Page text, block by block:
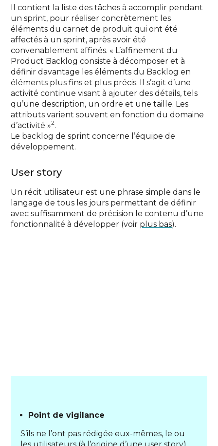
Il contient la liste des tâches à accomplir pendant
un sprint, pour réaliser concrètement les
éléments du carnet de produit qui ont été
affectés à un sprint, après avoir été
convenablement affinés. « L’affinement du
Product Backlog consiste à décomposer et à
définir davantage les éléments du Backlog en
éléments plus fins et plus précis. Il s’agit d’une
activité continue visant à ajouter des détails, tels
qu’une description, un ordre et une taille. Les
attributs varient souvent en fonction du domaine
d’activité »2.
Le backlog de sprint concerne l’équipe de
développement.
User story
Un récit utilisateur est une phrase simple dans le
langage de tous les jours permettant de définir
avec suffisamment de précision le contenu d’une
fonctionnalité à développer (voir plus bas).
Point de vigilance
S’ils ne l’ont pas rédigée eux-mêmes, le ou